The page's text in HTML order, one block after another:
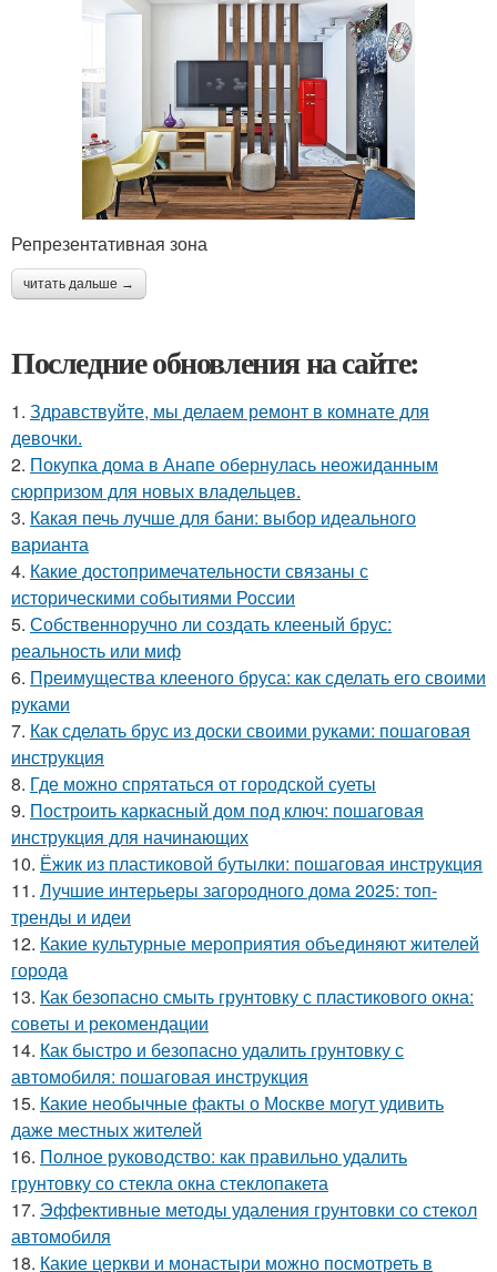
Репрезентативная зона
читать дальше →
Последние обновления на сайте:
1. Здравствуйте, мы делаем ремонт в комнате для
девочки.
2. Покупка дома в Анапе обернулась неожиданным
сюрпризом для новых владельцев.
3. Какая печь лучше для бани: выбор идеального
варианта
4. Какие достопримечательности связаны с
историческими событиями России
5. Собственноручно ли создать клееный брус:
реальность или миф
6. Преимущества клееного бруса: как сделать его своими
руками
7. Как сделать брус из доски своими руками: пошаговая
инструкция
8. Где можно спрятаться от городской суеты
9. Построить каркасный дом под ключ: пошаговая
инструкция для начинающих
10. Ёжик из пластиковой бутылки: пошаговая инструкция
11. Лучшие интерьеры загородного дома 2025: топ-
тренды и идеи
12. Какие культурные мероприятия объединяют жителей
города
13. Как безопасно смыть грунтовку с пластикового окна:
советы и рекомендации
14. Как быстро и безопасно удалить грунтовку с
автомобиля: пошаговая инструкция
15. Какие необычные факты о Москве могут удивить
даже местных жителей
16. Полное руководство: как правильно удалить
грунтовку со стекла окна стеклопакета
17. Эффективные методы удаления грунтовки со стекол
автомобиля
18. Какие церкви и монастыри можно посмотреть в